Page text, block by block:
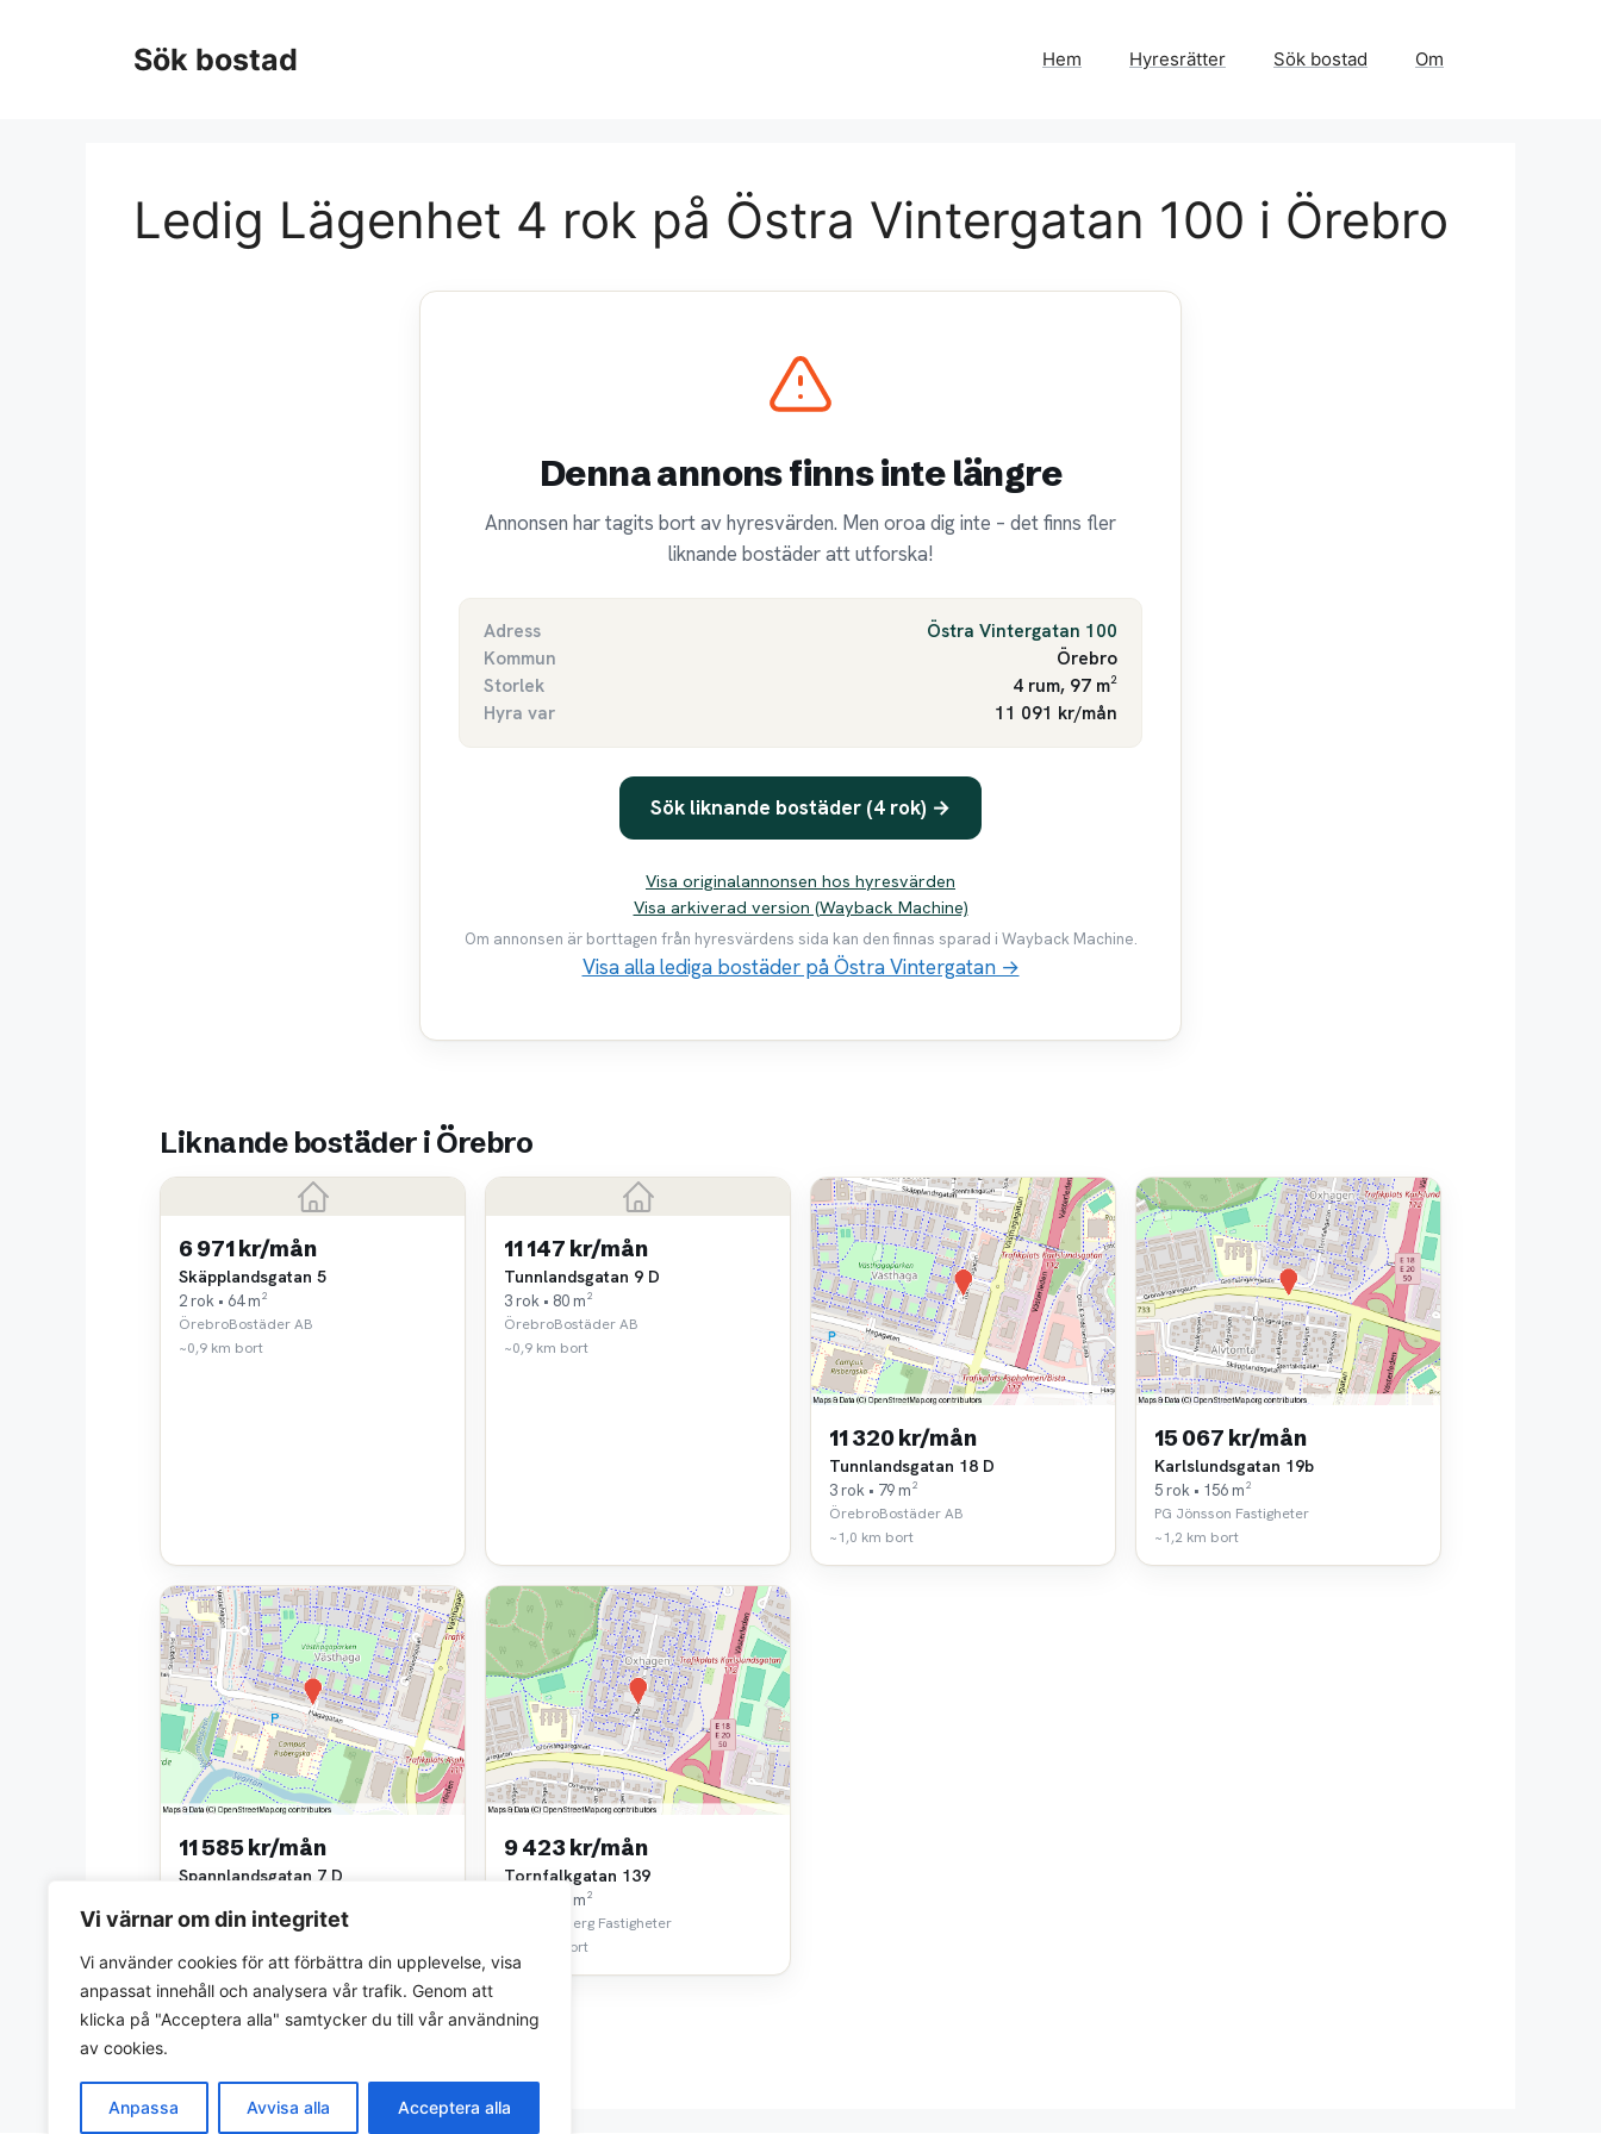
Vi värnar om din integritet
Vi använder cookies för att förbättra din upplevelse, visa
anpassat innehåll och analysera vår trafik. Genom att
klicka på "Acceptera alla" samtycker du till vår användning
av cookies.
Anpassa Avvisa alla Acceptera alla
Sök bostad Hem Hyresrätter Sök bostad Om
Ledig Lägenhet 4 rok på Östra Vintergatan 100 i Örebro
Denna annons finns inte längre
Annonsen har tagits bort av hyresvärden. Men oroa dig inte – det finns fler
liknande bostäder att utforska!
Adress
Östra Vintergatan 100
Kommun
Örebro
Storlek
4 rum, 97 m²
Hyra var
11 091 kr/mån
Sök liknande bostäder (4 rok) →
Visa originalannonsen hos hyresvärden
Visa arkiverad version (Wayback Machine)
Om annonsen är borttagen från hyresvärdens sida kan den finnas sparad i Wayback Machine.
Visa alla lediga bostäder på Östra Vintergatan →
Liknande bostäder i Örebro
6 971 kr/mån
Skäpplandsgatan 5
2 rok • 64 m²
ÖrebroBostäder AB
~0,9 km bort
11 147 kr/mån
Tunnlandsgatan 9 D
3 rok • 80 m²
ÖrebroBostäder AB
~0,9 km bort
11 320 kr/mån
Tunnlandsgatan 18 D
3 rok • 79 m²
ÖrebroBostäder AB
~1,0 km bort
15 067 kr/mån
Karlslundsgatan 19b
5 rok • 156 m²
PG Jönsson Fastigheter
~1,2 km bort
11 585 kr/mån
Spannlandsgatan 7 D
ÖrebroBostäder AB
9 423 kr/mån
Tornfalkgatan 139
2 rok • 73 m²
LG Söderberg Fastigheter
~1,3 km bort